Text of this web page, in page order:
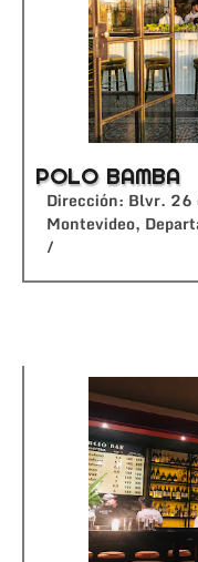
POLO BAMBA
Dirección: Blvr.
Montevideo,
/